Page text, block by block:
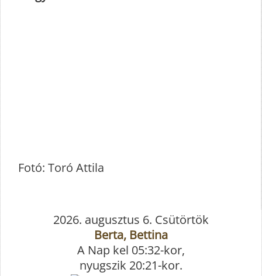
Fotó: Toró Attila
2026. augusztus 6. Csütörtök
Berta, Bettina
A Nap kel 05:32-kor,
nyugszik 20:21-kor.